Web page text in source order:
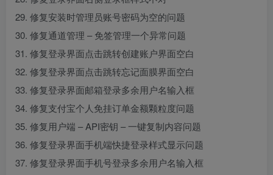
29. 修复安装时管理员账号密码为空的问题
30. 修复通道管理 – 免签管理一个异常问题
31. 修复登录界面点击跳转创建账户界面空白
32. 修复登录界面点击跳转忘记面膜界面空白
33. 修复登录界面邮箱登录多余用户名输入框
34. 修复支付宝个人免挂订单金额颗粒度问题
35. 修复用户端 – API密钥 – 一键复制内容问题
36. 修复登录界面手机端快捷登录样式显示问题
37. 修复登录界面手机号登录多余用户名输入框